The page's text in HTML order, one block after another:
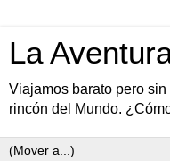
La
Viajamos barato pero
rincón del Mundo.